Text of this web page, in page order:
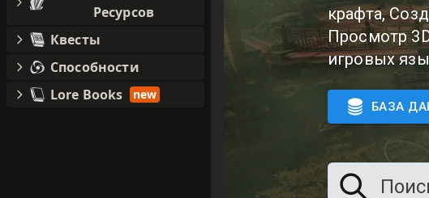
крафта,
Просмотр
игровых
БАЗА
Ресурсов
Квесты
Способности
Lore Books
new